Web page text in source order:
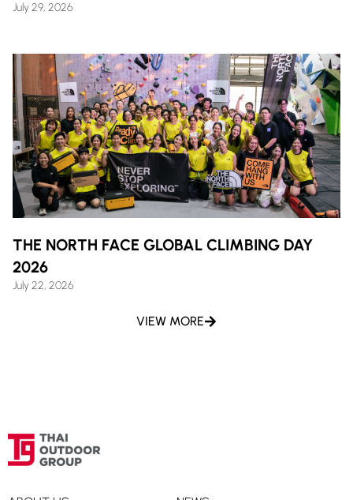
July 29, 2026
THE NORTH FACE GLOBAL CLIMBING DAY
2026
July 22, 2026
VIEW MORE